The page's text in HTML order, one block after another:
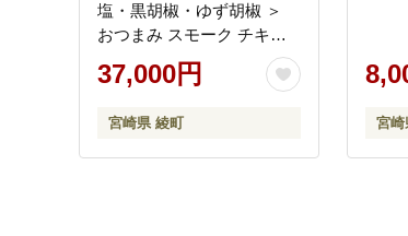
塩・黒胡椒・ゆず胡椒 ＞
おつまみ スモーク チキン
燻製 ささみ燻製 鶏肉 おつ
まみセット 酒の肴 ビール
み 高たんぱく 低脂肪 ヘル
シー おやつ 保存食【雲海
37,000円
宮崎県 綾町 宮崎